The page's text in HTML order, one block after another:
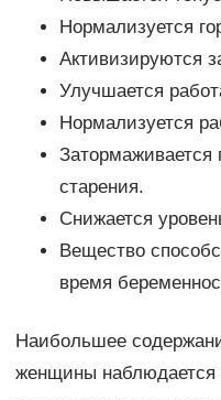
Нормализуется
Активизируются
Улучшается
Нормализуется
Затормаживается
старения.
Снижается
Вещество
время
Наибольшее
женщины наблюдается